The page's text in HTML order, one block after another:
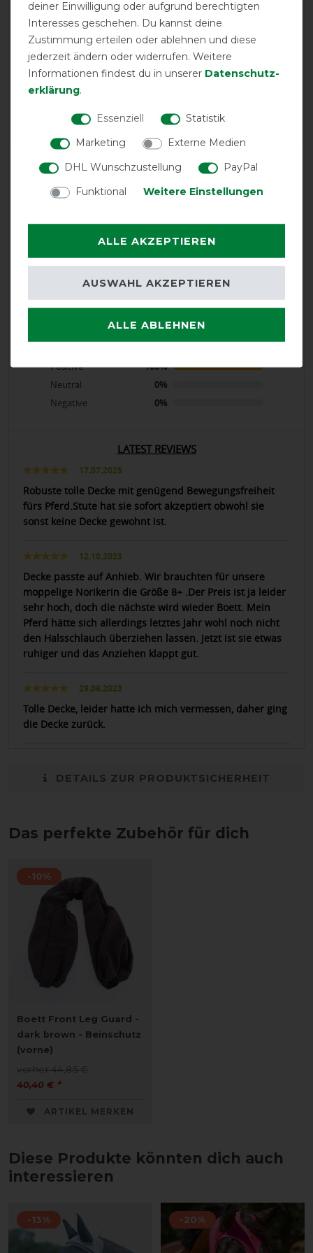
EXCELLENT
Product Reviews
3
5/5
product experience
Positive
100%
Neutral
0%
Negative
0%
LATEST REVIEWS
17.07.2025
Robuste tolle Decke mit genügend Bewegungsfreiheit
fürs Pferd.Stute hat sie sofort akzeptiert obwohl sie
sonst keine Decke gewohnt ist.
12.10.2023
Decke passte auf Anhieb. Wir brauchten für unsere
moppelige Norikerin die Größe 8+ .Der Preis ist ja leider
sehr hoch, doch die nächste wird wieder Boett. Mein
Pferd hätte sich allerdings letztes Jahr wohl noch nicht
den Halsschlauch überziehen lassen. Jetzt ist sie etwas
ruhiger und das Anziehen klappt gut.
29.06.2023
Tolle Decke, leider hatte ich mich vermessen, daher ging
die Decke zurück.
DETAILS ZUR PRODUKTSICHERHEIT
Das perfekte Zubehör für dich
-10%
Boett Front Leg Guard -
dark brown - Beinschutz
(vorne)
vorher 44,85 €
40,40 € *
ARTIKEL MERKEN
Diese Produkte könnten dich auch
interessieren
-13% -20%
deiner Einwilligung oder aufgrund berechtigten
Interesses geschehen. Du kannst deine
Zustimmung erteilen oder ablehnen und diese
jederzeit ändern oder widerrufen. Weitere
Informationen findest du in unserer Daten­schutz­
erklärung.
Essenziell
Statistik
Marketing
Externe Medien
DHL Wunschzustellung
PayPal
Funktional
Weitere Einstellungen
ALLE AKZEPTIEREN
ALLE ABLEHNEN
AUSWAHL AKZEPTIEREN